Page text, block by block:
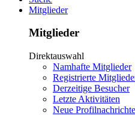
Mitglieder
Mitglieder
Direktauswahl
Namhafte Mitglieder
Registrierte
Derzeitige Besucher
Letzte Aktivitäten
Neue